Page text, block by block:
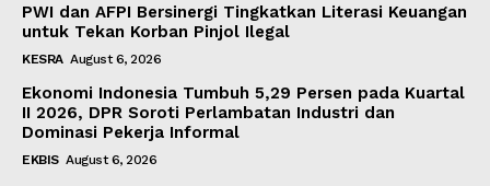
PWI dan AFPI Bersinergi Tingkatkan Literasi Keuangan
untuk Tekan Korban Pinjol Ilegal
KESRA August 6, 2026
Ekonomi Indonesia Tumbuh 5,29 Persen pada Kuartal
II 2026, DPR Soroti Perlambatan Industri dan
Dominasi Pekerja Informal
EKBIS August 6, 2026